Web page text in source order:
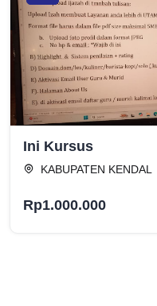
Ini Kursus
KABUPATEN KENDAL
Rp1.000.000